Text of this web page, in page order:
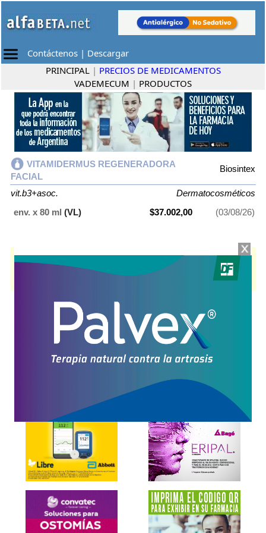
Contáctenos | Descargar
PRINCIPAL | PRECIOS DE MEDICAMENTOS
VADEMECUM | PRODUCTOS
VITAMIDERMUS REGENERADORA
FACIAL
Biosintex
vit.b3+asoc.
Dermatocosméticos
env. x 80 ml (VL) $37.002,00 (03/08/26)
contienevit.b3+asoc.y se
Dermatocosméticos . Es producido por
y cuenta
Explorar más
Otros productos con
vit.b3+asoc.
Otros productos de
Biosintex